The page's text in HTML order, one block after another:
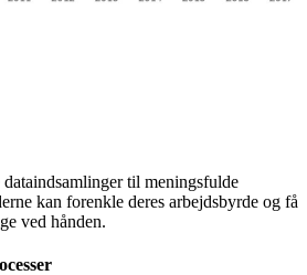
til meningsfulde
kan forenkle deres arbejdsbyrde og få
ved hånden.